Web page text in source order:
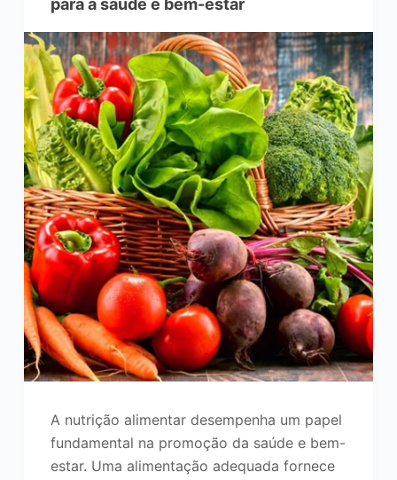
para a saúde e bem-estar
A nutrição alimentar desempenha um papel
fundamental na promoção da saúde e bem-
estar. Uma alimentação adequada fornece